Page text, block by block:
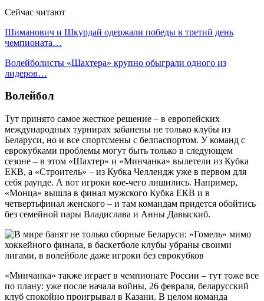
Сейчас читают
Шиманович и Шкурдай одержали победы в третий день
чемпионата…
Волейболисты «Шахтера» крупно обыграли одного из
лидеров…
Волейбол
Тут принято самое жесткое решение – в европейских
международных турнирах забанены не только клубы из
Беларуси, но и все спортсмены с белпаспортом. У команд с
еврокубками проблемы могут быть только в следующем
сезоне – в этом «Шахтер» и «Минчанка» вылетели из Кубка
ЕКВ, а «Строитель» – из Кубка Челлендж уже в первом для
себя раунде. А вот игроки кое-чего лишились. Например,
«Монца» вышла в финал мужского Кубка ЕКВ и в
четвертьфинал женского – и там командам придется обойтись
без семейной пары Владислава и Анны Давыскиб.
«Минчанка» также играет в чемпионате России – тут тоже все
по плану: уже после начала войны, 26 февраля, беларусский
клуб спокойно проигрывал в Казани. В целом команда